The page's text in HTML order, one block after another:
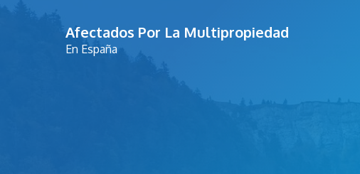
Afectados Por La Multipropiedad
En España